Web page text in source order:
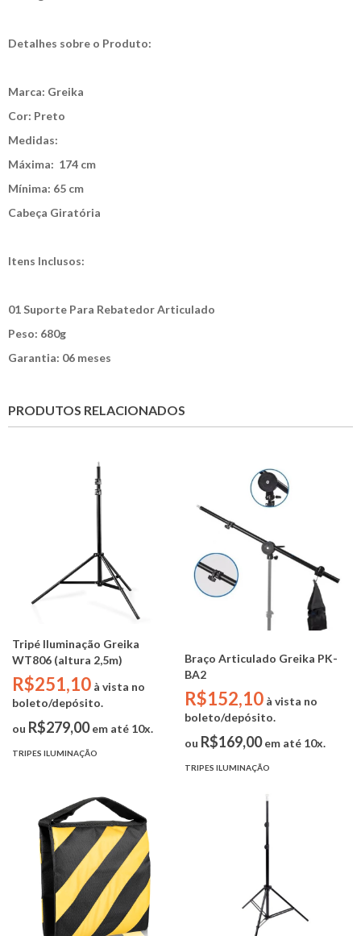
Detalhes sobre o Produto:
Marca: Greika
Cor: Preto
Medidas:
Máxima: 174 cm
Mínima: 65 cm
Cabeça Giratória
Itens Inclusos:
01 Suporte Para Rebatedor Articulado
Peso: 680g
Garantia: 06 meses
PRODUTOS RELACIONADOS
Tripé Iluminação Greika
WT806 (altura 2,5m)
R$251,10 à vista no
boleto/depósito.
ou R$279,00em até 10x.
TRIPES ILUMINAÇÃO
Braço Articulado Greika PK-
BA2
R$152,10 à vista no
boleto/depósito.
ou R$169,00em até 10x.
TRIPES ILUMINAÇÃO